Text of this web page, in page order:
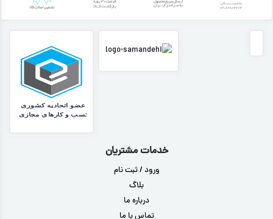
خدمات مشتریان
ورود / ثبت نام
بلاگ
درباره ما
تماس با ما